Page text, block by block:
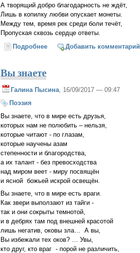
А творящий добро благодарность не ждёт,
Лишь в копилку любви опускает монеты.
Между тем, время рек среди боли течёт,
Пропуская сквозь сердце ответы.
Подробнеео Ю.В.ВДобавить комментарий
Вы знаете
Галина Пысина, 16/09/2017 — 09:47
Поэзия
Вы знаете, что в мире есть друзья,
которых нам не полюбить – нельзя,
которые читают - по глазам,
которые научены азам
степенности и благородства,
а их талант - без превосходства
над миром веет - миру посвящён
и ясной божьей искрой освещён.
Вы знаете, что в мире есть враги.
Как звери выползают из тайги -
так и они сокрыты темнотой,
и в дебрях там под внешней красотой
лишь негатив, оковы зла… А вы,
Вы избежали тех оков? … Увы,
кто друг, кто враг - порой не различить,